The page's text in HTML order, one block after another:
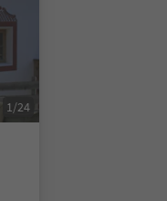
1/24